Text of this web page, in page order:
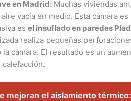
en Madrid: Muchas viviendas
vacía en medio. Esta cámara
es el insuflado en paredes
realiza pequeñas
cámara. El resultado es un
mejoran el aislamiento